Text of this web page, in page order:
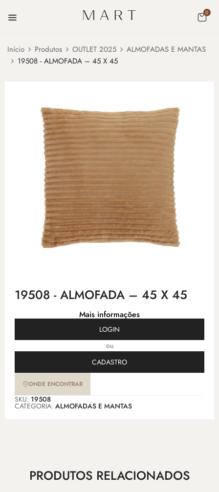
0
Início Produtos OUTLET 2025
ALMOFADAS E MANTAS
19508 - ALMOFADA – 45 X 45
19508 - ALMOFADA – 45 X 45
Mais informações
LOGIN
ou
CADASTRO
ONDE ENCONTRAR
SKU: 19508
CATEGORIA: ALMOFADAS E MANTAS
PRODUTOS RELACIONADOS